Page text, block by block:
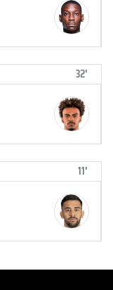
32'
11'